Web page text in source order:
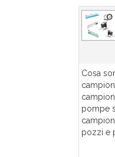
Cosa
pompe
pozzi e